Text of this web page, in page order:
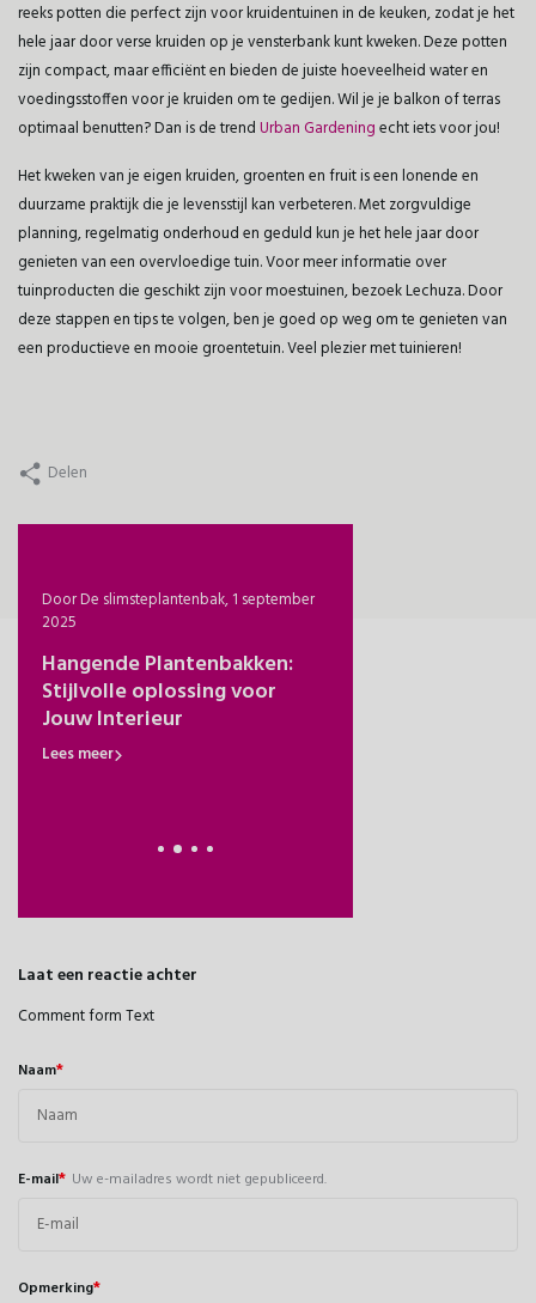
reeks potten die perfect zijn voor kruidentuinen in de keuken, zodat je het
hele jaar door verse kruiden op je vensterbank kunt kweken. Deze potten
zijn compact, maar efficiënt en bieden de juiste hoeveelheid water en
voedingsstoffen voor je kruiden om te gedijen. Wil je je balkon of terras
optimaal benutten? Dan is de trendUrban Gardeningecht iets voor jou!
Het kweken van je eigen kruiden, groenten en fruit is een lonende en
duurzame praktijk die je levensstijl kan verbeteren. Met zorgvuldige
planning, regelmatig onderhoud en geduld kun je het hele jaar door
genieten van een overvloedige tuin. Voor meer informatie over
tuinproducten die geschikt zijn voor moestuinen, bezoek Lechuza. Door
deze stappen en tips te volgen, ben je goed op weg om te genieten van
een productieve en mooie groentetuin. Veel plezier met tuinieren!
Delen
Door De slimsteplantenbak, 1 september
2025
Hangende Plantenbakken:
Stijlvolle oplossing voor
Jouw Interieur
Lees meer
Laat een reactie achter
Comment form Text
Naam*
E-mail* Uw e-mailadres wordt niet gepubliceerd.
Opmerking*